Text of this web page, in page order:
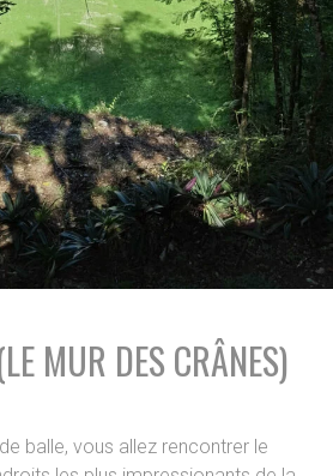
MUR DES CRÂNES)
balle, vous allez rencontrer le